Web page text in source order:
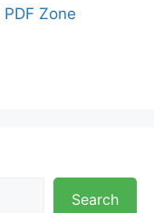
PDF Zone
Search